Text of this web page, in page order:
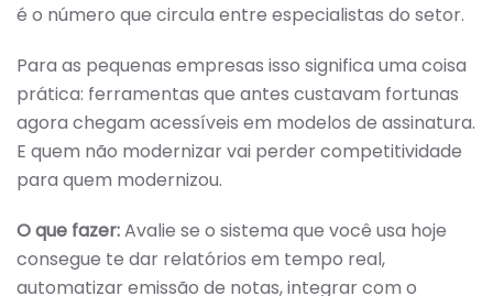
é o número que circula entre especialistas do setor.
Para as pequenas empresas isso significa uma coisa
prática: ferramentas que antes custavam fortunas
agora chegam acessíveis em modelos de assinatura.
E quem não modernizar vai perder competitividade
para quem modernizou.
O que fazer:Avalie se o sistema que você usa hoje
consegue te dar relatórios em tempo real,
automatizar emissão de notas, integrar com o